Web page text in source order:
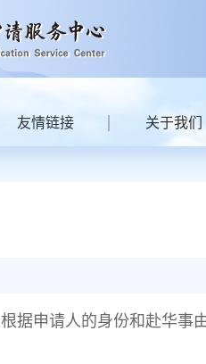
友情链接 关于我们
根据申请人的身份和赴华事